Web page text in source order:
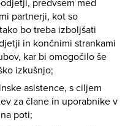
partnerji, kot so
bo treba izboljšati
in končnimi strankami
kar bi omogočilo še
izkušnjo;
asistence, s ciljem
za člane in uporabnike v
poti;